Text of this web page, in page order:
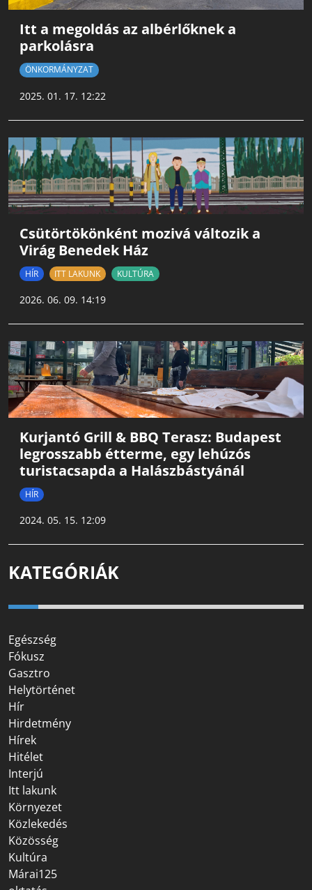
Itt a megoldás az albérlőknek a
parkolásra
ÖNKORMÁNYZAT
2025. 01. 17. 12:22
Csütörtökönként mozivá változik a
Virág Benedek Ház
HÍR ITT LAKUNK KULTÚRA
2026. 06. 09. 14:19
Kurjantó Grill & BBQ Terasz: Budapest
legrosszabb étterme, egy lehúzós
turistacsapda a Halászbástyánál
HÍR
2024. 05. 15. 12:09
KATEGÓRIÁK
Egészség
Fókusz
Gasztro
Helytörténet
Hír
Hirdetmény
Hírek
Hitélet
Interjú
Itt lakunk
Környezet
Közlekedés
Közösség
Kultúra
Márai125